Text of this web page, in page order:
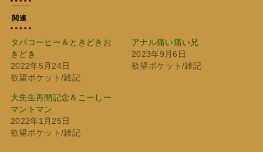
中…
関連
タバコーヒー＆ときどきお
きどき
2022年5月24日
欲望ポケット/雑記
アナル痛い痛い兄
2023年9月6日
欲望ポケット/雑記
大先生再開記念＆こーしー
マントマン
2022年1月25日
欲望ポケット/雑記